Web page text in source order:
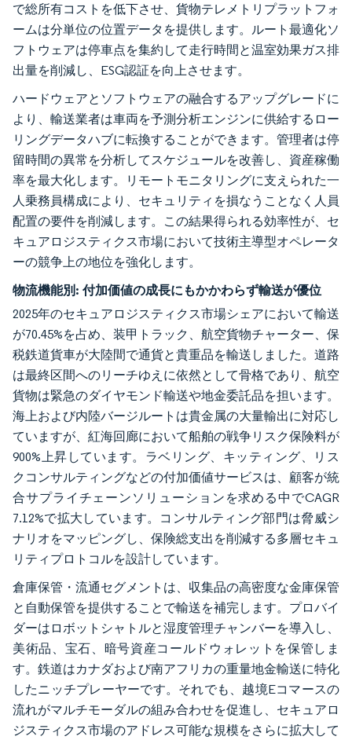
で総所有コストを低下させ、貨物テレメトリプラットフォ
ームは分単位の位置データを提供します。ルート最適化ソ
フトウェアは停車点を集約して走行時間と温室効果ガス排
出量を削減し、ESG認証を向上させます。
ハードウェアとソフトウェアの融合するアップグレードに
より、輸送業者は車両を予測分析エンジンに供給するロー
リングデータハブに転換することができます。管理者は停
留時間の異常を分析してスケジュールを改善し、資産稼働
率を最大化します。リモートモニタリングに支えられた一
人乗務員構成により、セキュリティを損なうことなく人員
配置の要件を削減します。この結果得られる効率性が、セ
キュアロジスティクス市場において技術主導型オペレータ
ーの競争上の地位を強化します。
物流機能別: 付加価値の成長にもかかわらず輸送が優位
2025年のセキュアロジスティクス市場シェアにおいて輸送
が70.45%を占め、装甲トラック、航空貨物チャーター、保
税鉄道貨車が大陸間で通貨と貴重品を輸送しました。道路
は最終区間へのリーチゆえに依然として骨格であり、航空
貨物は緊急のダイヤモンド輸送や地金委託品を担います。
海上および内陸バージルートは貴金属の大量輸出に対応し
ていますが、紅海回廊において船舶の戦争リスク保険料が
900%上昇しています。ラベリング、キッティング、リス
クコンサルティングなどの付加価値サービスは、顧客が統
合サプライチェーンソリューションを求める中でCAGR
7.12%で拡大しています。コンサルティング部門は脅威シ
ナリオをマッピングし、保険総支出を削減する多層セキュ
リティプロトコルを設計しています。
倉庫保管・流通セグメントは、収集品の高密度な金庫保管
と自動保管を提供することで輸送を補完します。プロバイ
ダーはロボットシャトルと湿度管理チャンバーを導入し、
美術品、宝石、暗号資産コールドウォレットを保管しま
す。鉄道はカナダおよび南アフリカの重量地金輸送に特化
したニッチプレーヤーです。それでも、越境Eコマースの
流れがマルチモーダルの組み合わせを促進し、セキュアロ
ジスティクス市場のアドレス可能な規模をさらに拡大して